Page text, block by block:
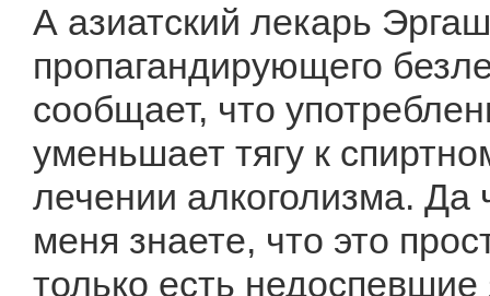
А азиатский лекарь
пропагандирующего
сообщает, что
уменьшает тягу к
лечении алкоголизма. Да
меня знаете, что это
только есть